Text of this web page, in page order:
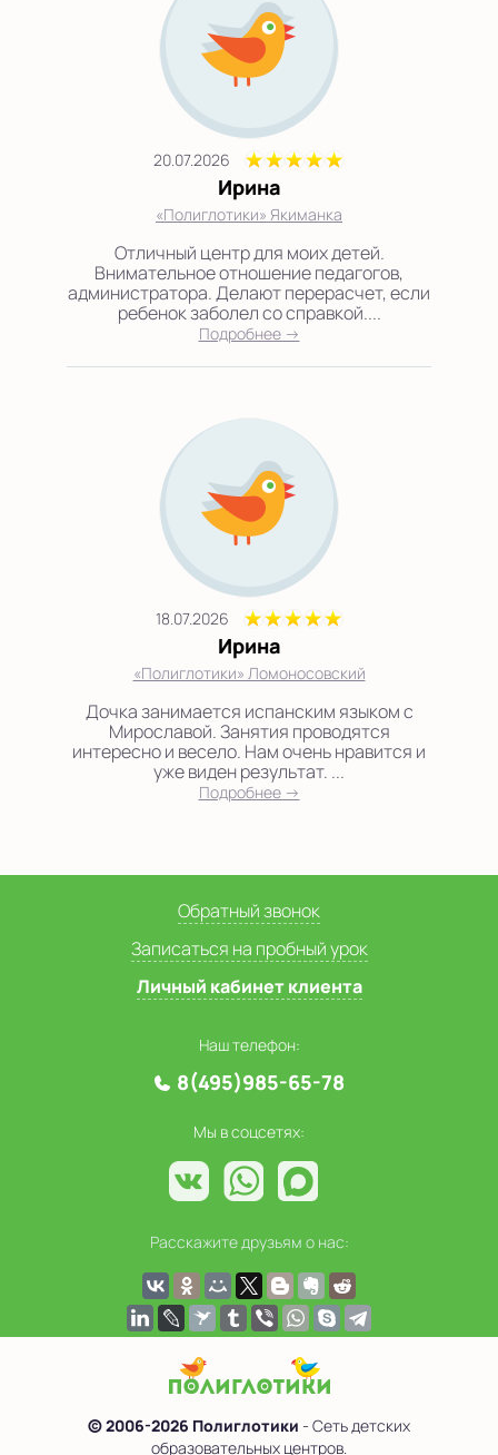
20.07.2026
Ирина
«Полиглотики» Якиманка
Отличный центр для моих детей.
Внимательное отношение педагогов,
администратора. Делают перерасчет, если
ребенок заболел со справкой....
Подробнее →
18.07.2026
Ирина
«Полиглотики» Ломоносовский
Дочка занимается испанским языком с
Мирославой. Занятия проводятся
интересно и весело. Нам очень нравится и
уже виден результат. ...
Подробнее →
Обратный звонок
Записаться на пробный урок
Личный кабинет клиента
Наш телефон:
8(495)985-65-78
Мы в соцсетях:
Расскажите друзьям о нас:
© 2006-2026 Полиглотики - Сеть детских
образовательных центров.